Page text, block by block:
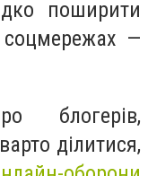
поширити
соцмережах —
блогерів,
ділитися,